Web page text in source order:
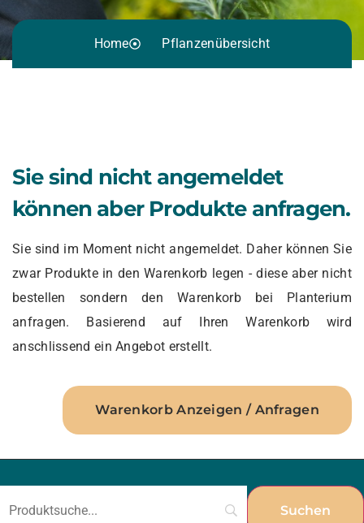
Home Pflanzenübersicht
Sie sind nicht angemeldet
können aber Produkte anfragen.
Sie sind im Moment nicht angemeldet. Daher können Sie
zwar Produkte in den Warenkorb legen - diese aber nicht
bestellen sondern den Warenkorb bei Planterium
anfragen. Basierend auf Ihren Warenkorb wird
anschlissend ein Angebot erstellt.
Warenkorb Anzeigen / Anfragen